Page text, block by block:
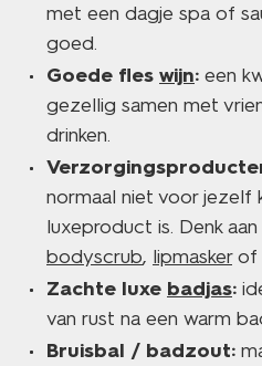
met een dagje spa of
goed.
Goede fles wijn: een
gezellig samen met
drinken.
normaal niet voor
luxeproduct is. Denk
bodyscrub, lipmaskerof
Zachte luxe badjas:
van rust na een warm
Bruisbal / badzout: